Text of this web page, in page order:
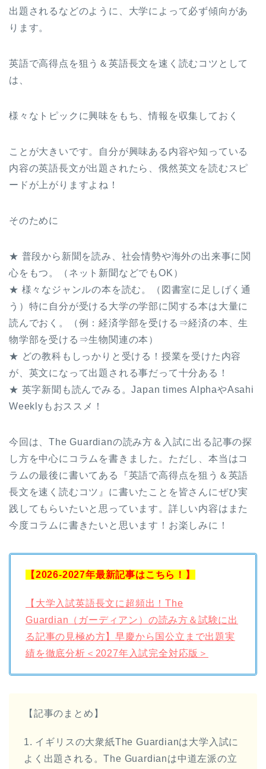
出題されるなどのように、大学によって必ず傾向があ
ります。
英語で高得点を狙う＆英語長文を速く読むコツとして
は、
様々なトピックに興味をもち、情報を収集しておく
ことが大きいです。自分が興味ある内容や知っている
内容の英語長文が出題されたら、俄然英文を読むスピ
ードが上がりますよね！
そのために
★ 普段から新聞を読み、社会情勢や海外の出来事に関
心をもつ。（ネット新聞などでもOK）
★ 様々なジャンルの本を読む。（図書室に足しげく通
う）特に自分が受ける大学の学部に関する本は大量に
読んでおく。（例：経済学部を受ける⇒経済の本、生
物学部を受ける⇒生物関連の本）
★ どの教科もしっかりと受ける！授業を受けた内容
が、英文になって出題される事だって十分ある！
★ 英字新聞も読んでみる。Japan times AlphaやAsahi
Weeklyもおススメ！
今回は、The Guardianの読み方＆入試に出る記事の探
し方を中心にコラムを書きました。ただし、本当はコ
ラムの最後に書いてある『英語で高得点を狙う＆英語
長文を速く読むコツ』に書いたことを皆さんにぜひ実
践してもらいたいと思っています。詳しい内容はまた
今度コラムに書きたいと思います！お楽しみに！
【2026-2027年最新記事はこちら！】
【大学入試英語長文に超頻出！The
Guardian（ガーディアン）の読み方＆試験に出
る記事の見極め方】早慶から国公立まで出題実
績を徹底分析＜2027年入試完全対応版＞
【記事のまとめ】
1. イギリスの大衆紙The Guardianは大学入試に
よく出題される。The Guardianは中道左派の立